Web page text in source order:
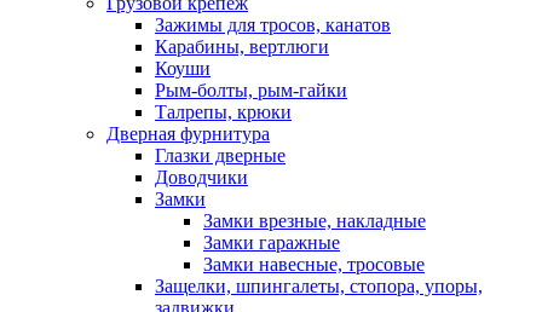
Зажимы для тросов, канатов
Карабины, вертлюги
Коуши
Рым-болты, рым-гайки
Талрепы, крюки
Дверная фурнитура
Глазки дверные
Доводчики
Замки
Замки врезные, накладные
Замки гаражные
Замки навесные, тросовые
Защелки, шпингалеты, стопора, упоры,
задвижки